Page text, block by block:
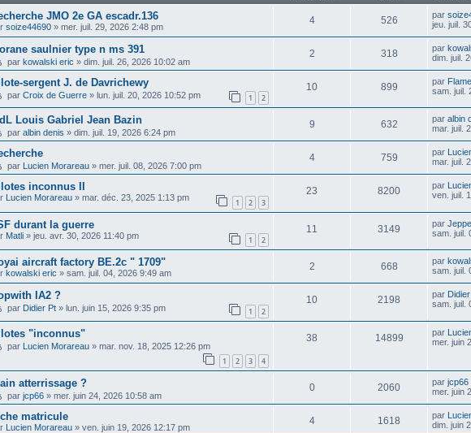
JMO 2e GA escadr.136
soize44690 » mer. juil. 29, 2026 2:48 pm
4 526 par
jeu. juil.
saulnier type n ms 391
par kowalski eric » dim. juil. 26, 2026 10:02 am
2 318 par
dim. juil.
sergent J. de Davrichewy
par Croix de Guerre » lun. juil. 20, 2026 10:52 pm 1 2
10 899 par
sam. juil.
Louis Gabriel Jean Bazin
par albin denis » dim. juil. 19, 2026 6:24 pm
9 632 par albin
mar. juil.
par Lucien Morareau » mer. juil. 08, 2026 7:00 pm
4 759 par
mar. juil.
inconnus II
Lucien Morareau » mar. déc. 23, 2025 1:13 pm 1 2 3
23 8200 par
ven. juil.
durant la guerre
Matli » jeu. avr. 30, 2026 11:40 pm 1 2
11 3149 par
sam. juil.
aircraft factory BE.2c " 1709"
kowalski eric » sam. juil. 04, 2026 9:49 am
2 668 par
sam. juil.
IA2 ?
par Didier Pt » lun. juin 15, 2026 9:35 pm 1 2
10 2198 par
sam. juil.
"inconnus"
par Lucien Morareau » mar. nov. 18, 2025 12:26 pm
1 2 3 4
38 14899 par
mer. juin
atterrissage ?
par jcp66 » mer. juin 24, 2026 10:58 am
0 2060 par jcp66
mer. juin
matricule
Lucien Morareau » ven. juin 19, 2026 12:17 pm
4 1618 par
dim. juin